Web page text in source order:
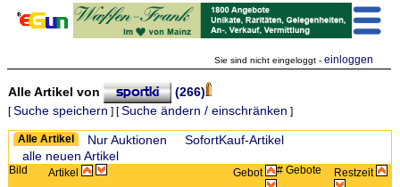
Sie sind nicht eingeloggt - einloggen
Alle Artikel von (266)
[Suche speichern ] [Suche ändern / einschränken ]
Alle Artikel Nur Auktionen
SofortKauf-Artikel
alle neuen Artikel
Bild Artikel Gebot # Gebote Restzeit